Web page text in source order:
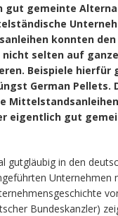
gut gemeinte
konnten
selten auf
Beispiele hierfür
German
eigentlich gut
gutgläubig in den
Bundeskanzler)